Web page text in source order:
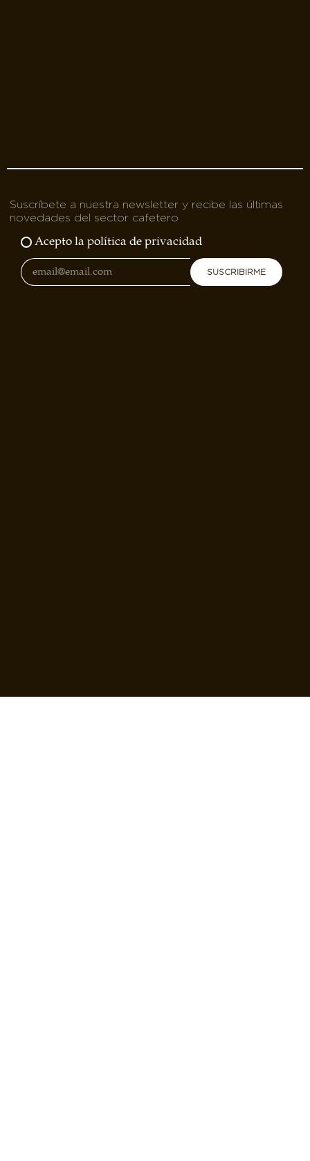
Suscríbete a nuestra newsletter y recibe las últimas
novedades del sector cafetero
Acepto la política de privacidad
SUSCRIBIRME